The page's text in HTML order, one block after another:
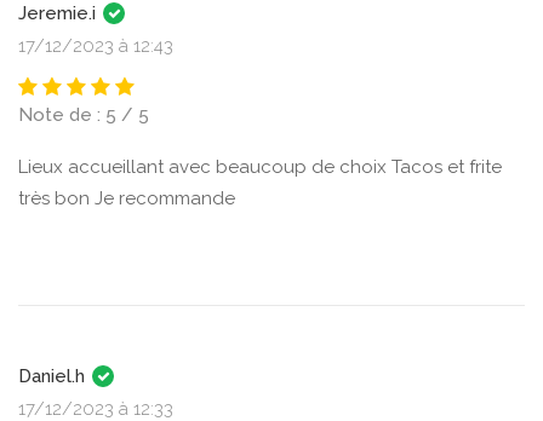
Jeremie.i
17/12/2023 à 12:43
Note de : 5 / 5
Lieux accueillant avec beaucoup de choix Tacos et frite
très bon Je recommande
Daniel.h
17/12/2023 à 12:33